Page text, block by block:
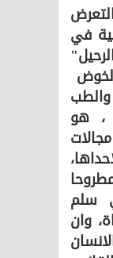
في
، هو
سلم
وان